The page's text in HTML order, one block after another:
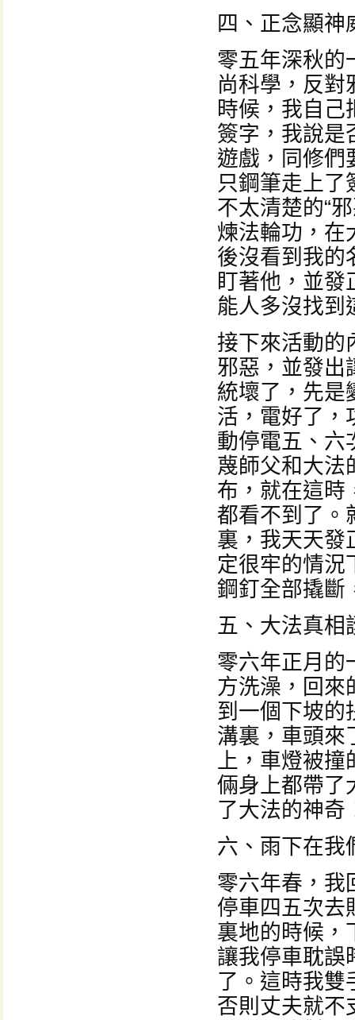
四、正念顯神
零五年深秋的
尚科學，反對
時候，我自己
簽字，我說是
遊戲，同修們
只鋼筆走上了
不太清楚的“
煉法輪功，在
後沒看到我的
盯著他，並發
能人多沒找到
接下來活動的
邪惡，並發出
統壞了，先是
活，電好了，
動停電五、六
蔑師父和大法
布，就在這時
都看不到了。
裏，我天天發
定很牢的情況
鋼釘全部撬斷
五、大法真相
零六年正月的
方洗澡，回來
到一個下坡的
溝裏，車頭來
上，車燈被撞
倆身上都帶了
了大法的神奇
六、雨下在我
零六年春，我
停車四五次去
裏地的時候，
讓我停車耽誤
了。這時我雙
否則丈夫就不